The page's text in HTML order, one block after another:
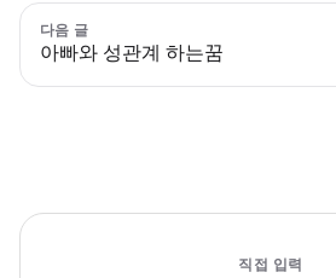
다음 글
아빠와 성관계 하는꿈
직접 입력